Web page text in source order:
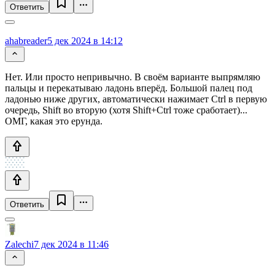
Ответить
ahabreader5 дек 2024 в 14:12
Нет. Или просто непривычно. В своём варианте выпрямляю
пальцы и перекатываю ладонь вперёд. Большой палец под
ладонью ниже других, автоматически нажимает Ctrl в первую
очередь, Shift во вторую (хотя Shift+Ctrl тоже сработает)...
ОМГ, какая это ерунда.
Ответить
Zalechi7 дек 2024 в 11:46